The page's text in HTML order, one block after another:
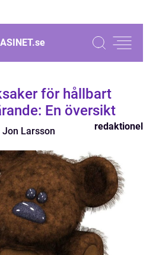
se
för hållbart
En översikt
Jon Larsson redaktionel